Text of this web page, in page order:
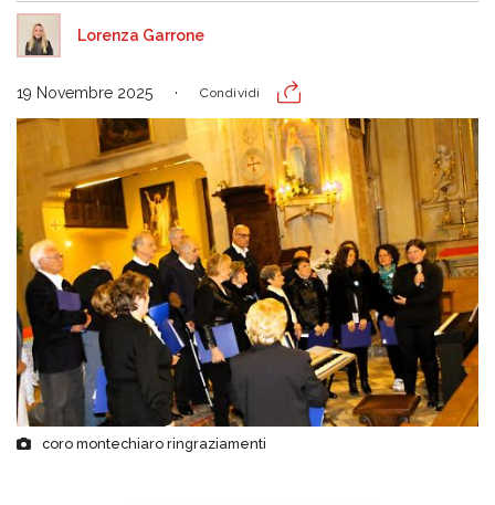
Lorenza Garrone
19 Novembre 2025 Condividi
coro montechiaro ringraziamenti